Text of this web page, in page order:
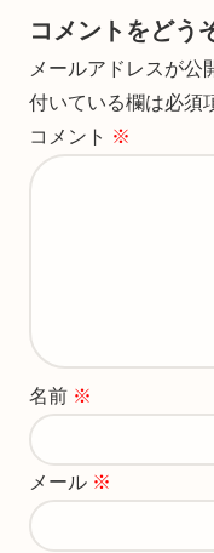
コメントをどう
メールアドレスが公
付いている欄は必須
コメント ※
名前 ※
メール ※